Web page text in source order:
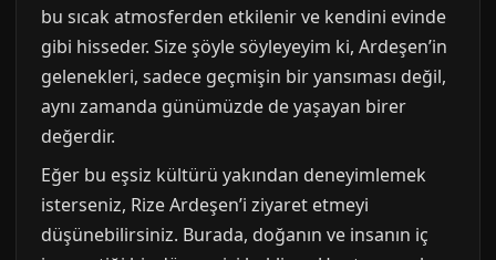
bu sıcak atmosferden etkilenir ve kendini evinde
gibi hisseder. Size şöyle söyleyeyim ki, Ardeşen’in
gelenekleri, sadece geçmişin bir yansıması değil,
aynı zamanda günümüzde de yaşayan birer
değerdir.
Eğer bu eşsiz kültürü yakından deneyimlemek
isterseniz, Rize Ardeşen’i ziyaret etmeyi
düşünebilirsiniz. Burada, doğanın ve insanın iç